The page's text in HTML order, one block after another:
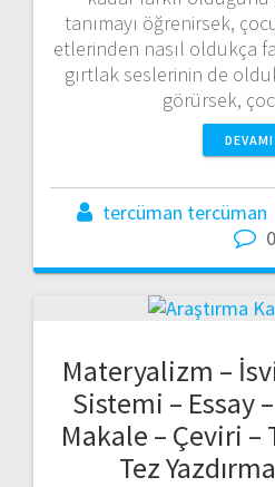
tanımayı öğrenirsek,
etlerinden nasıl oldukça
gırtlak seslerinin de
görürsek,
DEVAMI
tercüman tercüman
0
Materyalizm –
Sistemi – Essay
Makale – Çeviri –
Tez